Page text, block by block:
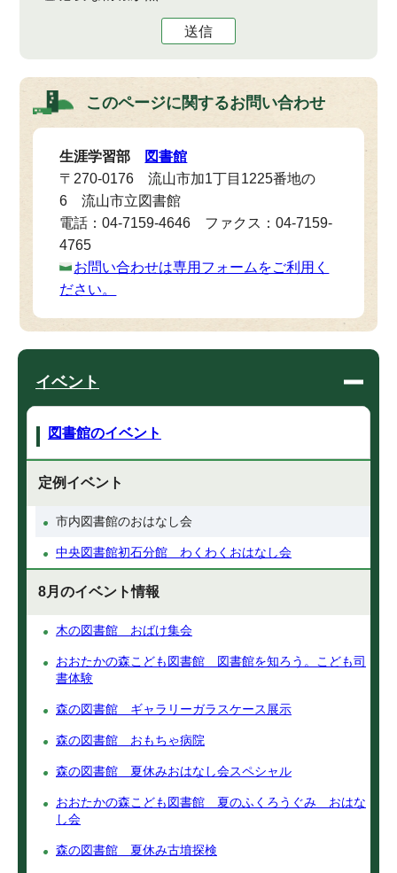
送信
このページに関するお問い合わせ
生涯学習部
図書館
〒270-0176 流山市加1丁目1225番地の
6 流山市立図書館
電話：04-7159-4646 ファクス：04-7159-
4765
お問い合わせは専用フォームをご利用く
ださい。
イベント
図書館のイベント
定例イベント
市内図書館のおはなし会
中央図書館初石分館 わくわくおはなし会
8月のイベント情報
木の図書館 おばけ集会
おおたかの森こども図書館 図書館を知ろう。こども司
書体験
森の図書館 ギャラリーガラスケース展示
森の図書館 おもちゃ病院
森の図書館 夏休みおはなし会スペシャル
おおたかの森こども図書館 夏のふくろうぐみ おはな
し会
森の図書館 夏休み古墳探検